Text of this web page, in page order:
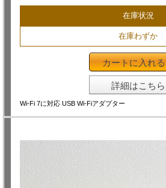
在庫状況
在庫わずか
カートに入れる
詳細はこちら
Wi-Fi 7に対応 USB Wi-Fiアダプター